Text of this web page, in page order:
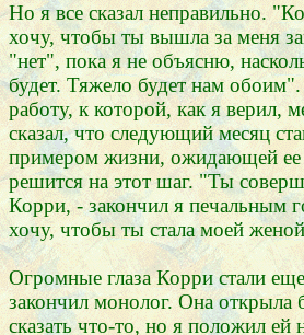
Но я все сказал неправильно.
хочу, чтобы ты вышла за меня
"нет", пока я не объясню,
будет. Тяжело будет нам обоим".
работу, к которой, как я верил,
сказал, что следующий месяц
примером жизни, ожидающей ее
решится на этот шаг. "Ты
Корри, - закончил я печальным
хочу, чтобы ты стала моей
Огромные глаза Корри стали
закончил монолог. Она открыла
сказать что-то, но я положил ей